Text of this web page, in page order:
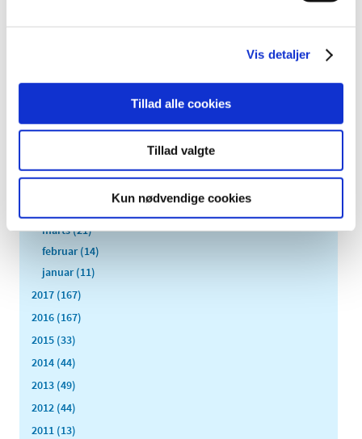
Vis detaljer
Tillad alle cookies
Tillad valgte
Kun nødvendige cookies
oktober (16)
august (6)
juni (13)
marts (21)
februar (14)
januar (11)
2017 (167)
2016 (167)
2015 (33)
2014 (44)
2013 (49)
2012 (44)
2011 (13)